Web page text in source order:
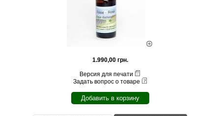
1.990,00 грн.
Версия для печати
Задать вопрос о товаре
Добавить в корзину